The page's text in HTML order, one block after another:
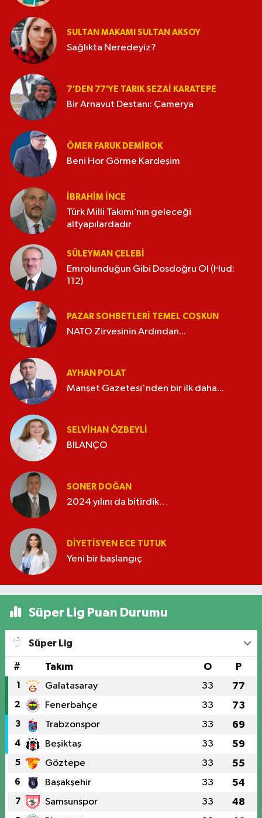
SULTAN MAKAMI SULTAN AKSOY
Sağlıkta Neredeyiz?
7'DEN 77'YE TARIK SEZAI KARATEPE
Bir Arnavut Destanı: Çamerya
ÖMER FARUK DEMIROK
Beni Hor Görme Kardeşim
İBRAHIM İNCE
Türk Milli Takımı’nın geleceği
altyapılardadır
SÜLEYMAN ÇELEBI
Emrolunduğun Gibi Dosdoğru Ol (Hud:
112)
PAZAR SOHBETLERI TEMEL COŞKUN
NATO Zirvesinin Ardından...
AYHAN POLAT
Manşet Gazetesi'nden bir ilk daha...
SELVIHAN ÖZBEYLI
BİLANÇO
SONER DOĞAN
2024 yılını da bitirdik…
DIYETISYEN ECE TUTUK
Yeni bir başlangıç
Süper Lig Puan Durumu
Süper Lig
# Takım O P
1 Galatasaray 33 77
2 Fenerbahçe 33 73
3 Trabzonspor 33 69
4 Beşiktaş 33 59
5 Göztepe 33 55
6 Başakşehir 33 54
7 Samsunspor 33 48